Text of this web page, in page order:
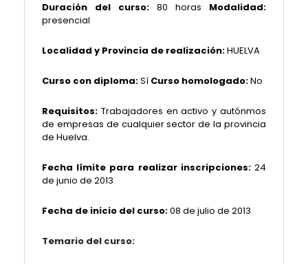
Duración del curso: 80 horas Modalidad:
presencial
Localidad y Provincia de realización:HUELVA
Curso con diploma:Sí Curso homologado:No
Requisitos: Trabajadores en activo y autónmos
de empresas de cualquier sector de la provincia
de Huelva.
Fecha límite para realizar inscripciones:24
de junio de 2013
Fecha de inicio del curso:08 de julio de 2013
Temario del curso: